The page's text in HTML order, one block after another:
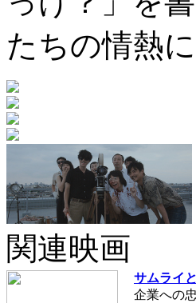
たちの情熱
関連映画
サムライ
企業への